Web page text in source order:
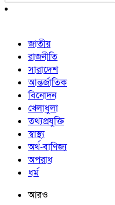
For:
জাতীয়
রাজনীতি
সারাদেশ
আন্তর্জাতিক
বিনোদন
খেলাধুলা
তথ্যপ্রযুক্তি
স্বাস্থ্য
অর্থ-বাণিজ্য
অপরাধ
ধর্ম
আরও